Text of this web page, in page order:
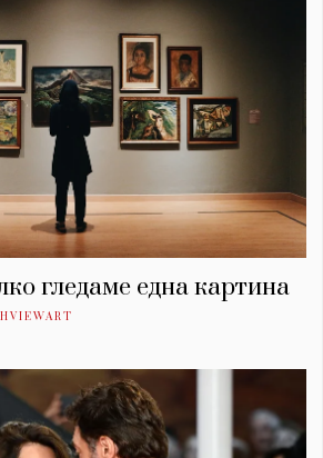
гледаме една картина